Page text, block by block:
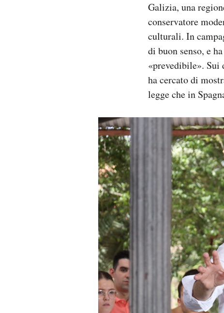
Galizia, una
conservatore
culturali. In
di buon senso, e
«prevedibile».
ha cercato di
legge che in